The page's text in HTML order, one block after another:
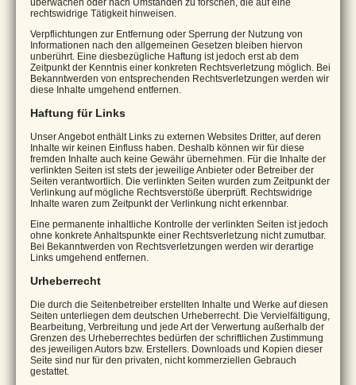
rechtswidrige Tätigkeit hinweisen.
Verpflichtungen zur Entfernung oder Sperrung der Nutzung von
Informationen nach den allgemeinen Gesetzen bleiben hiervon
unberührt. Eine diesbezügliche Haftung ist jedoch erst ab dem
Zeitpunkt der Kenntnis einer konkreten Rechtsverletzung möglich. Bei
Bekanntwerden von entsprechenden Rechtsverletzungen werden wir
diese Inhalte umgehend entfernen.
Haftung für Links
Unser Angebot enthält Links zu externen Websites Dritter, auf deren
Inhalte wir keinen Einfluss haben. Deshalb können wir für diese
fremden Inhalte auch keine Gewähr übernehmen. Für die Inhalte der
verlinkten Seiten ist stets der jeweilige Anbieter oder Betreiber der
Seiten verantwortlich. Die verlinkten Seiten wurden zum Zeitpunkt der
Verlinkung auf mögliche Rechtsverstöße überprüft. Rechtswidrige
Inhalte waren zum Zeitpunkt der Verlinkung nicht erkennbar.
Eine permanente inhaltliche Kontrolle der verlinkten Seiten ist jedoch
ohne konkrete Anhaltspunkte einer Rechtsverletzung nicht zumutbar.
Bei Bekanntwerden von Rechtsverletzungen werden wir derartige
Links umgehend entfernen.
Urheberrecht
Die durch die Seitenbetreiber erstellten Inhalte und Werke auf diesen
Seiten unterliegen dem deutschen Urheberrecht. Die Vervielfältigung,
Bearbeitung, Verbreitung und jede Art der Verwertung außerhalb der
Grenzen des Urheberrechtes bedürfen der schriftlichen Zustimmung
des jeweiligen Autors bzw. Erstellers. Downloads und Kopien dieser
Seite sind nur für den privaten, nicht kommerziellen Gebrauch
gestattet.